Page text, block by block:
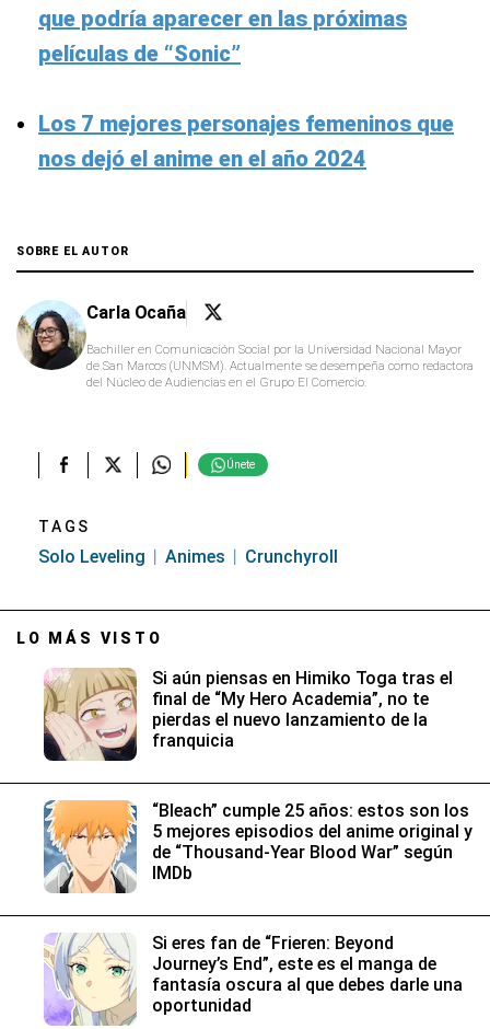
que podría aparecer en las próximas
películas de “Sonic”
Los 7 mejores personajes femeninos que
nos dejó el anime en el año 2024
SOBRE EL AUTOR
Carla Ocaña
Bachiller en Comunicación Social por la Universidad Nacional Mayor
de San Marcos (UNMSM). Actualmente se desempeña como redactora
del Núcleo de Audiencias en el Grupo El Comercio.
Únete
TAGS
Solo Leveling Animes Crunchyroll
LO MÁS VISTO
Si aún piensas en Himiko Toga tras el
final de “My Hero Academia”, no te
pierdas el nuevo lanzamiento de la
franquicia
“Bleach” cumple 25 años: estos son los
5 mejores episodios del anime original y
de “Thousand-Year Blood War” según
IMDb
Si eres fan de “Frieren: Beyond
Journey’s End”, este es el manga de
fantasía oscura al que debes darle una
oportunidad